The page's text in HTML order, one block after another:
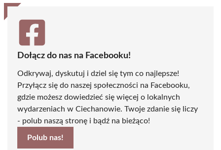
Dołącz do nas na Facebooku!
Odkrywaj, dyskutuj i dziel się tym co najlepsze!
Przyłącz się do naszej społeczności na Facebooku,
gdzie możesz dowiedzieć się więcej o lokalnych
wydarzeniach w Ciechanowie. Twoje zdanie się liczy
- polub naszą stronę i bądź na bieżąco!
Polub nas!